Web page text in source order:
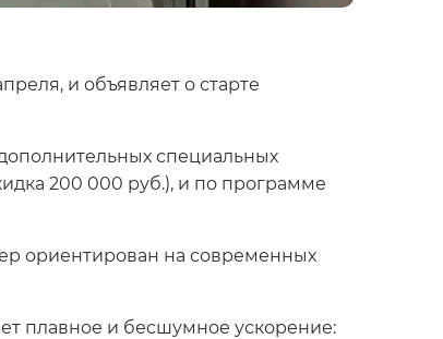
и объявляет о старте
специальных
200 000 руб.), и по программе
ориентирован на современных
плавное и бесшумное ускорение: